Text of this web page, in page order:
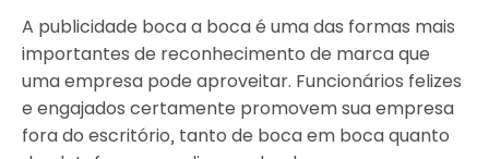
A publicidade boca a boca é uma das formas mais
importantes de reconhecimento de marca que
uma empresa pode aproveitar. Funcionários felizes
e engajados certamente promovem sua empresa
fora do escritório, tanto de boca em boca quanto